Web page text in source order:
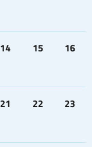
14 15 16
21 22 23